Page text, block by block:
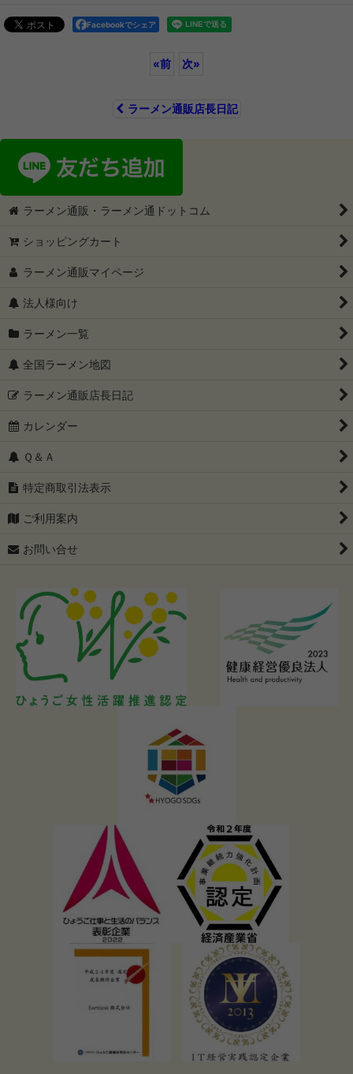
Facebookでシェア
«前 次»
ラーメン通販店長日記
ラーメン通販・ラーメン通ドットコム
ショッピングカート
ラーメン通販マイページ
法人様向け
ラーメン一覧
全国ラーメン地図
ラーメン通販店長日記
カレンダー
Ｑ＆Ａ
特定商取引法表示
ご利用案内
お問い合せ